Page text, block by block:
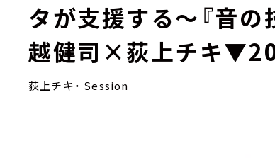
タが支援する～『音の
越健司×荻上チキ
荻上チキ・ Session